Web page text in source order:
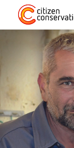
Home
Über Uns
CC-Arten